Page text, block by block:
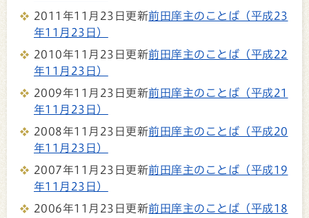
2011年11月23日更新前田庠主のことば（平成23
年11月23日）
2010年11月23日更新前田庠主のことば（平成22
年11月23日）
2009年11月23日更新前田庠主のことば（平成21
年11月23日）
2008年11月23日更新前田庠主のことば（平成20
年11月23日）
2007年11月23日更新前田庠主のことば（平成19
年11月23日）
2006年11月23日更新前田庠主のことば（平成18